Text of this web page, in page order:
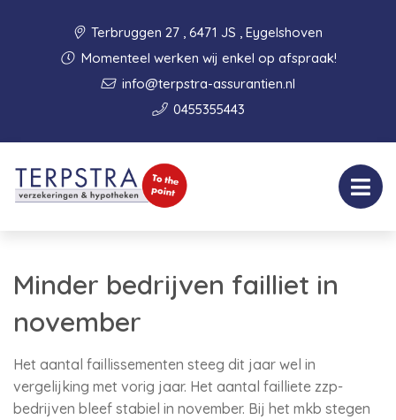
Terbruggen 27 , 6471 JS , Eygelshoven
Momenteel werken wij enkel op afspraak!
info@terpstra-assurantien.nl
0455355443
Minder bedrijven failliet in
november
Het aantal faillissementen steeg dit jaar wel in
vergelijking met vorig jaar. Het aantal failliete zzp-
bedrijven bleef stabiel in november. Bij het mkb stegen